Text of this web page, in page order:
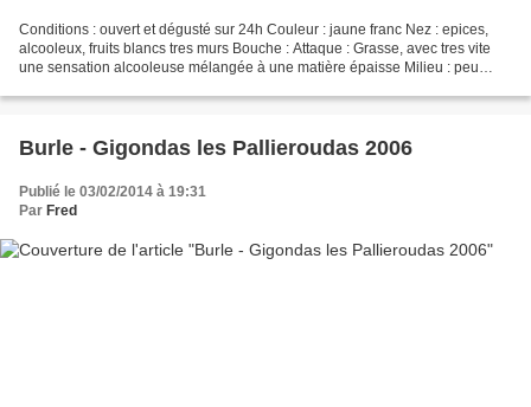
Conditions : ouvert et dégusté sur 24h Couleur : jaune franc Nez : epices,
alcooleux, fruits blancs tres murs Bouche : Attaque : Grasse, avec tres vite
une sensation alcooleuse mélangée à une matière épaisse Milieu : peu
Burle - Gigondas les Pallieroudas 2006
Publié le 03/02/2014 à 19:31
Par Fred